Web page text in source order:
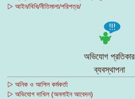
▷ আইন/বিধি/নীতিমালা/পরিপত্র/
অভিযোগ প্রতিকার
ব্যবস্থাপনা
▷ অনিক ও আপিল কর্মকর্তা
▷ অভিযোগ দাখিল (অনলাইন আবেদন)